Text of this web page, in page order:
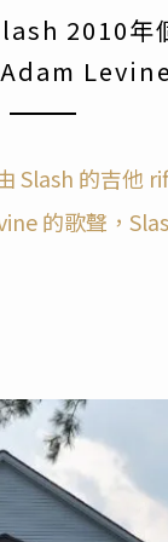
2010年
Slash 的吉他
的歌聲，